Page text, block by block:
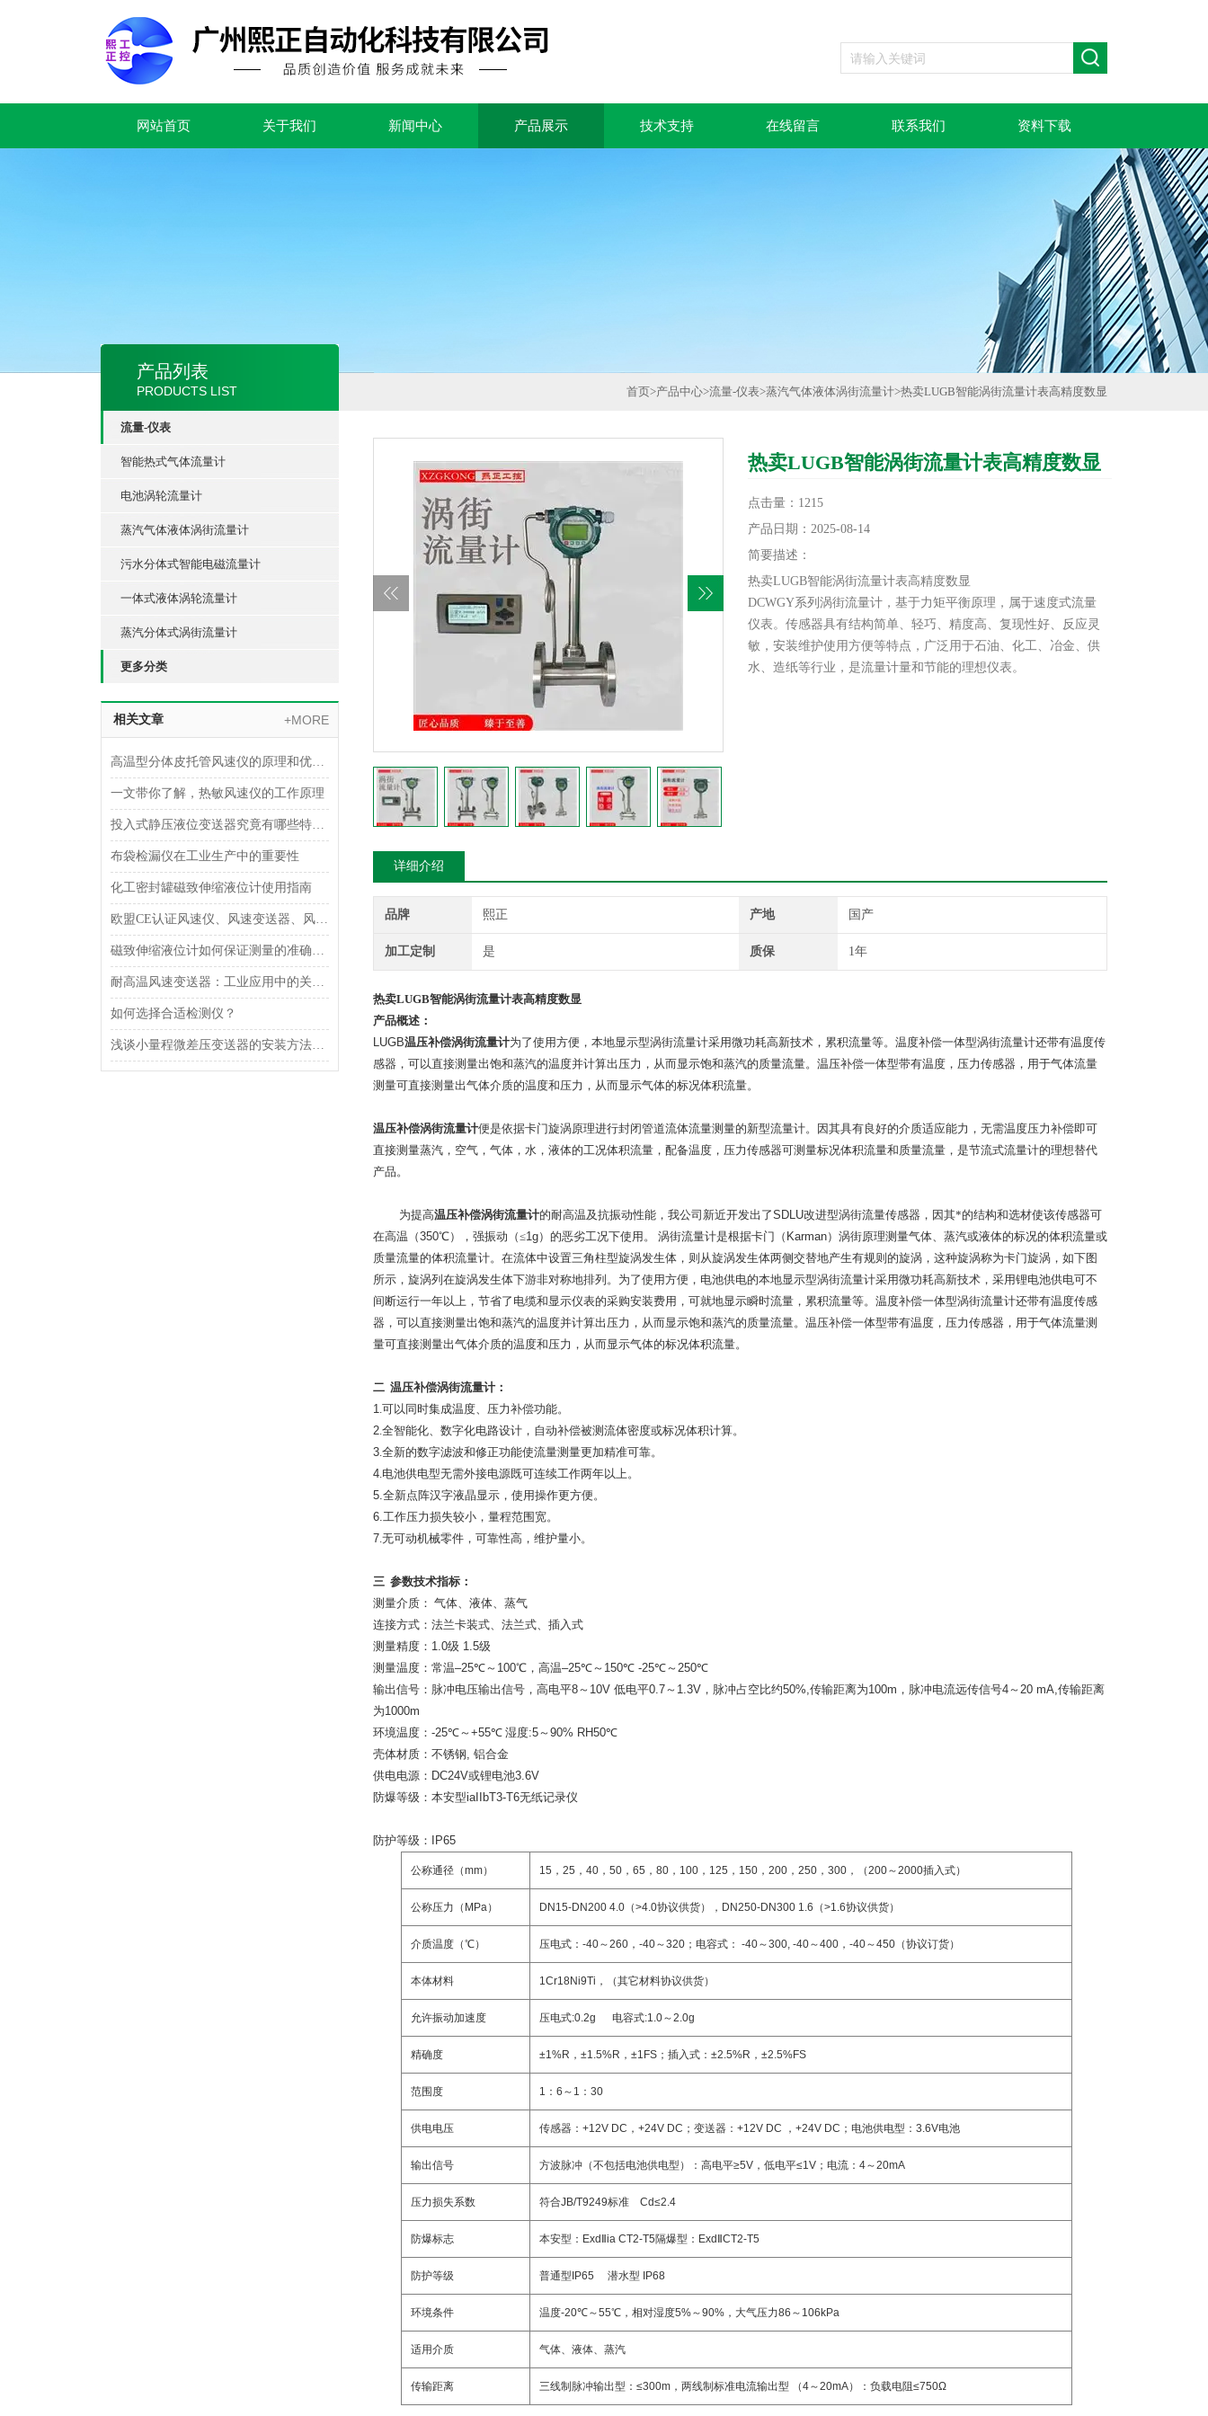
网站首页 关于我们 新闻中心 产品展示 技术支持 在线留言 联系我们 资料下载
产品列表
PRODUCTS LIST
流量-仪表
智能热式气体流量计
电池涡轮流量计
蒸汽气体液体涡街流量计
污水分体式智能电磁流量计
一体式液体涡轮流量计
蒸汽分体式涡街流量计
更多分类
相关文章 +MORE
高温型分体皮托管风速仪的原理和优势介绍
一文带你了解，热敏风速仪的工作原理
投入式静压液位变送器究竟有哪些特点呢？
布袋检漏仪在工业生产中的重要性
化工密封罐磁致伸缩液位计使用指南
欧盟CE认证风速仪、风速变送器、风速传感器的用处
磁致伸缩液位计如何保证测量的准确性？
耐高温风速变送器：工业应用中的关键技术
如何选择合适检测仪？
浅谈小量程微差压变送器的安装方法及接线方式
首页>产品中心>流量-仪表>蒸汽气体液体涡街流量计>热卖LUGB智能涡街流量计表高精度数显
热卖LUGB智能涡街流量计表高精度数显
点击量：1215
产品日期：2025-08-14
简要描述：
热卖LUGB智能涡街流量计表高精度数显
DCWGY系列涡街流量计，基于力矩平衡原理，属于速度式流量
仪表。传感器具有结构简单、轻巧、精度高、复现性好、反应灵
敏，安装维护使用方便等特点，广泛用于石油、化工、冶金、供
水、造纸等行业，是流量计量和节能的理想仪表。
详细介绍
品牌 熙正 产地 国产
加工定制 是 质保 1年
热卖LUGB智能涡街流量计表高精度数显
产品概述：
LUGB温压补偿涡街流量计为了使用方便，本地显示型涡街流量计采用微功耗高新技术，累积流量等。温度补偿一体型涡街流量计还带有温度传
感器，可以直接测量出饱和蒸汽的温度并计算出压力，从而显示饱和蒸汽的质量流量。温压补偿一体型带有温度，压力传感器，用于气体流量
测量可直接测量出气体介质的温度和压力，从而显示气体的标况体积流量。
温压补偿涡街流量计便是依据卡门旋涡原理进行封闭管道流体流量测量的新型流量计。因其具有良好的介质适应能力，无需温度压力补偿即可
直接测量蒸汽，空气，气体，水，液体的工况体积流量，配备温度，压力传感器可测量标况体积流量和质量流量，是节流式流量计的理想替代
产品。
为提高温压补偿涡街流量计的耐高温及抗振动性能，我公司新近开发出了SDLU改进型涡街流量传感器，因其*的结构和选材使该传感器可
在高温（350℃），强振动（≤1g）的恶劣工况下使用。 涡街流量计是根据卡门（ Karman）涡街原理测量气体、蒸汽或液体的标况的体积流量或
质量流量的体积流量计。在流体中设置三角柱型旋涡发生体，则从旋涡发生体两侧交替地产生有规则的旋涡，这种旋涡称为卡门旋涡，如下图
所示，旋涡列在旋涡发生体下游非对称地排列。为了使用方便，电池供电的本地显示型涡街流量计采用微功耗高新技术，采用锂电池供电可不
间断运行一年以上，节省了电缆和显示仪表的采购安装费用，可就地显示瞬时流量，累积流量等。温度补偿一体型涡街流量计还带有温度传感
器，可以直接测量出饱和蒸汽的温度并计算出压力，从而显示饱和蒸汽的质量流量。温压补偿一体型带有温度，压力传感器，用于气体流量测
量可直接测量出气体介质的温度和压力，从而显示气体的标况体积流量。
二 温压补偿涡街流量计：
1.可以同时集成温度、压力补偿功能。
2.全智能化、数字化电路设计，自动补偿被测流体密度或标况体积计算。
3.全新的数字滤波和修正功能使流量测量更加精准可靠。
4.电池供电型无需外接电源既可连续工作两年以上。
5.全新点阵汉字液晶显示，使用操作更方便。
6.工作压力损失较小，量程范围宽。
7.无可动机械零件，可靠性高，维护量小。
三 参数技术指标：
测量介质： 气体、液体、蒸气
连接方式：法兰卡装式、法兰式、插入式
测量精度： 1.0级 1.5级
测量温度：常温–25℃～ 100℃ ，高温–25℃～ 150℃ -25℃～ 250℃
输出信号：脉冲电压输出信号，高电平8～ 10V 低电平0.7～ 1.3V ，脉冲占空比约50%,传输距离为100m ，脉冲电流远传信号4～ 20 mA,传输距离
为1000m
环境温度： -25℃～ +55℃ 湿度:5～ 90% RH50℃
壳体材质：不锈钢, 铝合金
供电电源： DC24V或锂电池3.6V
防爆等级：本安型iaIIbT3-T6无纸记录仪
防护等级： IP65
公称通径（mm） 15 ， 25 ， 40， 50， 65 ， 80， 100， 125 ， 150， 200， 250， 300， （200～2000插入式）
公称压力 （ MPa） DN15-DN200 4.0（>4.0协议供货） ， DN250-DN300 1.6 （>1.6协议供货）
介质温度（℃） 压电式： -40～260， -40～320；电容式： -40～300, -40～400， -40～450（协议订货）
本体材料 1Cr18Ni9Ti ， （其它材料协议供货）
允许振动加速度 压电式:0.2g 电容式:1.0～2.0g
精确度 ±1%R ， ±1.5%R ， ±1FS；插入式： ±2.5%R ， ±2.5%FS
范围度 1 ： 6 ～ 1 ： 30
供电电压 传感器： +12V DC ， +24V DC ；变送器： +12V DC ， +24V DC ；电池供电型： 3.6V电池
输出信号 方波脉冲（不包括电池供电型 ） ：高电平≥5V，低电平≤1V；电流： 4～20mA
压力损失系数 符合JB/T9249标准 Cd≤2.4
防爆标志 本安型： Exd ia CT2-T5隔爆型： Exd CT2-T5
防护等级 普通型 IP65 潜水型 IP68
环境条件 温度-20℃～55℃，相对湿度5%～90%，大气压力86 ～ 106kPa
适用介质 气体、液体、蒸汽
传输距离 三线制脉冲输出型： ≤300m，两线制标准电流输出型 （4～20mA） ：负载电阻 ≤750Ω